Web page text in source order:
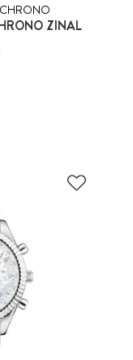
CHRONO
ZINAL